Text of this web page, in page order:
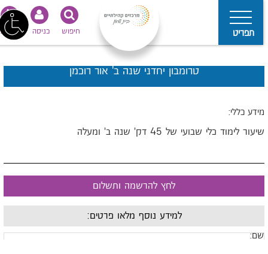
תפריט נגישות כניסה חיפוש
טרומבון יחדני שנה ב' אור רוכמן
כללי:
לימוד כלי שבועי של 45 דק' שנה ב' ומעלה
לחץ להרשמה ותשלום
למידע נוסף מלאו פרטים: